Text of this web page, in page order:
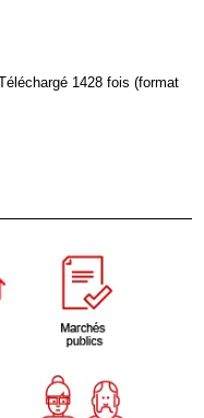
1428 fois (format